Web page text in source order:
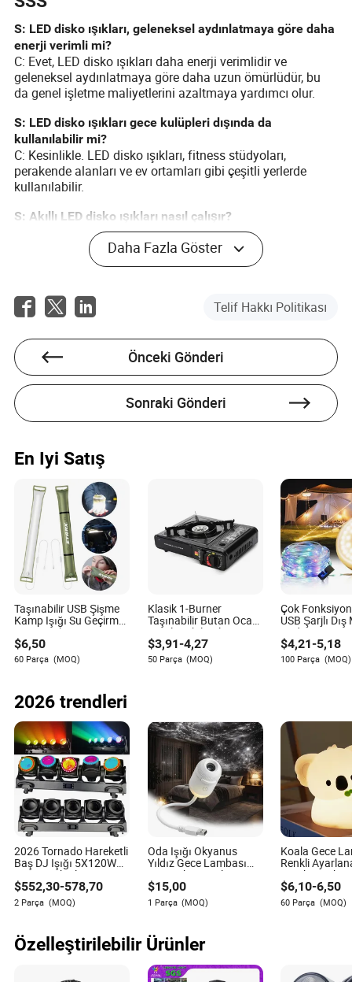
S: LED disko ışıkları, geleneksel aydınlatmaya göre daha
enerji verimli mi?
C: Evet, LED disko ışıkları daha enerji verimlidir ve
geleneksel aydınlatmaya göre daha uzun ömürlüdür, bu
da genel işletme maliyetlerini azaltmaya yardımcı olur.
S: LED disko ışıkları gece kulüpleri dışında da
kullanılabilir mi?
C: Kesinlikle. LED disko ışıkları, fitness stüdyoları,
perakende alanları ve ev ortamları gibi çeşitli yerlerde
kullanılabilir.
S: Akıllı LED disko ışıkları nasıl çalışır?
C: Akıllı LED disko ışıkları, uygulamalar kullanılarak
uzaktan kontrol edilebilir, özel aydınlatma sahneleri ve
müzikle senkronize gösteriler oluşturulabilir.
S: LED disko ışıklarının geleceğini şekillendiren trendler
nelerdir?
sürdürülebilirlik ve disiplinler arası işbirlikleri yoluyla
ilerlemeler yer alıyor.
Kylan Hays, aydınlatma endüstrisinde makale
yazarıdır ve aydınlatma endüstrisi tedarikçilerinin
sürdürülebilirlik uygulamalarını değerlendirme
konusunda uzmanlaşmıştır. Detaylara dikkat eden ve
çevresel sorumluluğa tutkulu olan Kylan'ın çalışmaları,
aydınlatma sektöründe çevre dostu uygulamaların
önemini vurgulamaktadır.
Daha Fazla Göster
Telif Hakkı Politikası
Önceki Gönderi
Sonraki Gönderi
En Iyi Satış
Taşınabilir USB Şişme
Kamp Işığı Su Geçirmez
Tasarım ile
$6,50
60 Parça (MOQ)
Klasik 1-Burner
Taşınabilir Butan Ocak,
Ayarlanabilir Alev 7650
Btus Dış Mekan Kamp
Pişirme Ocak
$3,91-4,27
50 Parça (MOQ)
Çok
USB Şarjlı
Çadır Feneri
Sırası
$4,21-5,18
100 Parça (MOQ)
2026 trendleri
2026 Tornado Hareketli
Baş DJ Işığı 5X120W
LED Hareketli Baş
Sahne Işığı Etkinlik
Disko Gece Kulübü
Işıkları DJ Işıkları
$552,30-578,70
2 Parça (MOQ)
Oda Işığı Okyanus
Yıldız Gece Lambası
USB Dekor Noel Ay
Lambası Projektör
$15,00
1 Parça (MOQ)
Koala Gece
Renkli
Yatak
Dokunmatik
Gece
Çocuklar ve
$6,10-6,50
60 Parça (MOQ)
Özelleştirilebilir Ürünler